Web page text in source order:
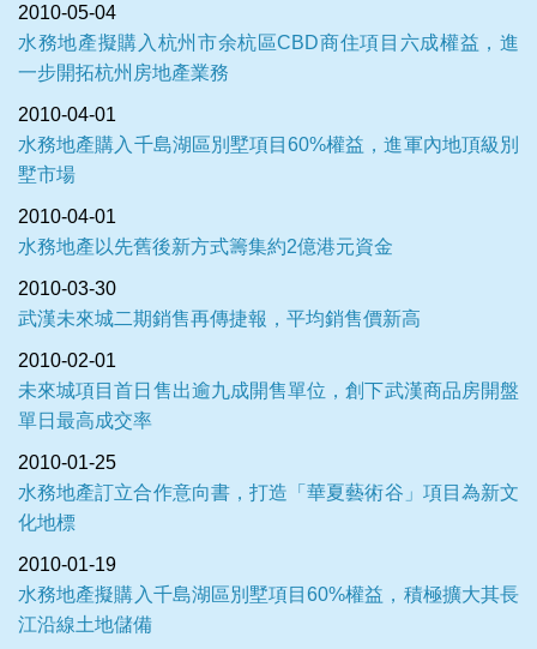
2010-05-04
水務地產擬購入杭州市余杭區CBD商住項目六成權益，進
一步開拓杭州房地產業務
2010-04-01
水務地產購入千島湖區別墅項目60%權益，進軍內地頂級別
墅市場
2010-04-01
水務地產以先舊後新方式籌集約2億港元資金
2010-03-30
武漢未來城二期銷售再傳捷報，平均銷售價新高
2010-02-01
未來城項目首日售出逾九成開售單位，創下武漢商品房開盤
單日最高成交率
2010-01-25
水務地產訂立合作意向書，打造「華夏藝術谷」項目為新文
化地標
2010-01-19
水務地產擬購入千島湖區別墅項目60%權益，積極擴大其長
江沿線土地儲備